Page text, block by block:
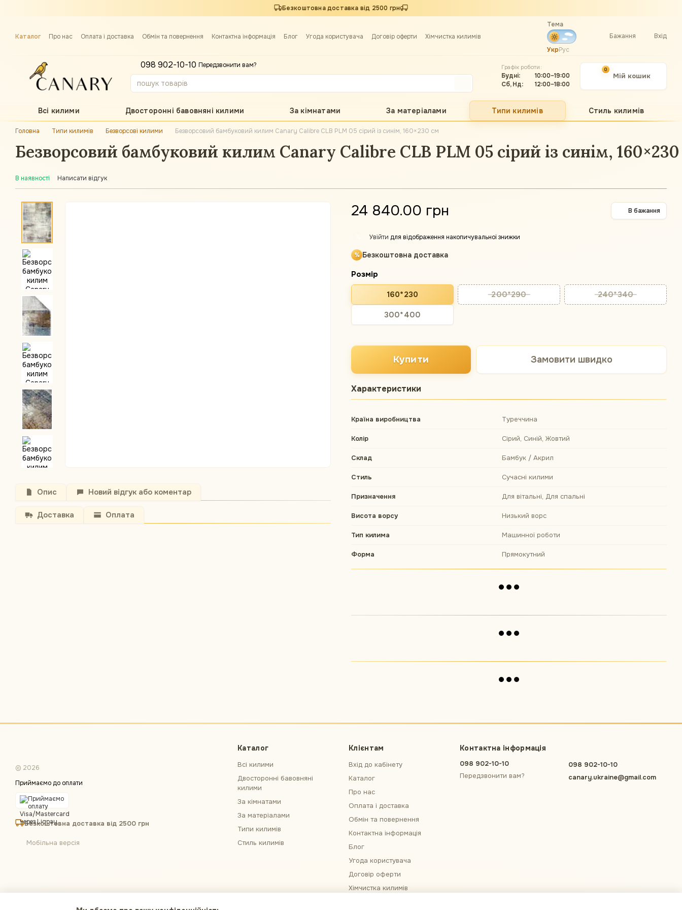
Безкоштовна доставка від 2500 грн
Каталог Про нас Оплата і доставка Обмін та повернення Контактна інформація Блог Угода користувача Договір оферти
Хімчистка килимів
Тема
УкрРус
Бажання Вхід
098 902-10-10 Передзвонити вам? Графік роботи:
Будні:
10:00–19:00
Сб, Нд:
12:00–18:00
0
Мій кошик
Всі килими Двосторонні бавовняні килими За кімнатами За матеріалами Типи килимів Стиль килимів
Головна Типи килимів Безворсові килими Безворсовий бамбуковий килим Canary Calibre CLB PLM 05 сірий із синім, 160×230 см
Безворсовий бамбуковий килим Canary Calibre CLB PLM 05 сірий із синім,
В наявності Написати відгук
Опис Новий відгук або коментар
Доставка Оплата
24 840.00 грн В бажання
Увійти для відображення накопичувальної знижки
Безкоштовна доставка
Розмір
160*230
200*290
240*340
300*400
Купити Замовити швидко
Характеристики
Країна виробництва Туреччина
Колір Сірий, Синій, Жовтий
Склад Бамбук / Акрил
Стиль Сучасні килими
Призначення Для вітальні, Для спальні
Висота ворсу Низький ворс
Тип килима Машинної роботи
Форма Прямокутний
© 2026
Приймаємо до оплати
Безкоштовна доставка від 2500 грн
Мобільна версія
Каталог
Всі килими
Двосторонні бавовняні
килими
За кімнатами
За матеріалами
Типи килимів
Стиль килимів
Клієнтам
Вхід до кабінету
Каталог
Про нас
Оплата і доставка
Обмін та повернення
Контактна інформація
Блог
Угода користувача
Договір оферти
Хімчистка килимів
Контактна інформація
098 902-10-10
Передзвонити вам?
098 902-10-10
canary.ukraine@gmail.com